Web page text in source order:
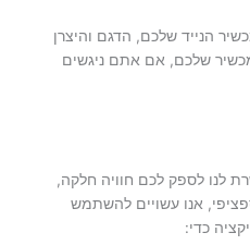
הנייד שלכם, הדגם והיצרן
שלכם, אם אתם ניגשים
לנו לספק לכם חוויה חלקה,
אנו עשויים להשתמש
כדי: